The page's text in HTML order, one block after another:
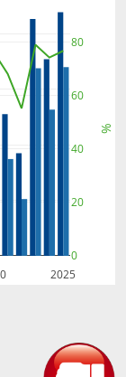
2025
0
20
40
60
80
%